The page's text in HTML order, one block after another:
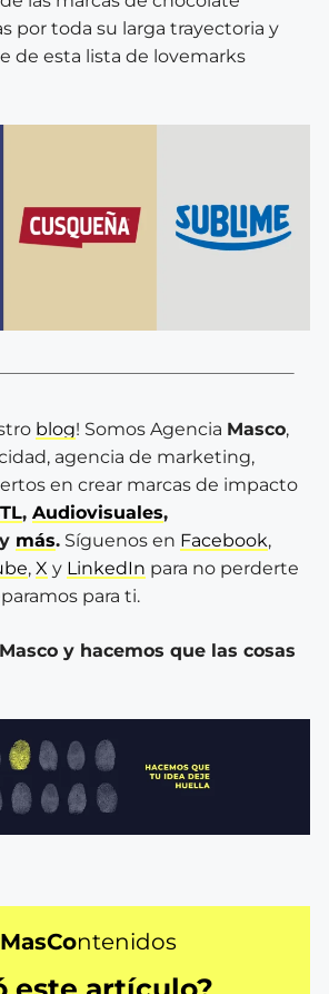
por toda su larga trayectoria y
de esta lista de lovemarks
blog! Somos Agencia Masco,
agencia de marketing,
en crear marcas de impacto
, Audiovisuales,
más. Síguenos en Facebook,
, X y LinkedIn para no perderte
para ti.
y hacemos que las cosas
ntenidos